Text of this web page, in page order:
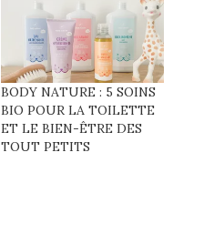
BODY NATURE : 5 SOINS
BIO POUR LA TOILETTE
ET LE BIEN-ÊTRE DES
TOUT PETITS